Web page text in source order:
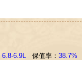
6.8-6.9L保值率： 38.7%